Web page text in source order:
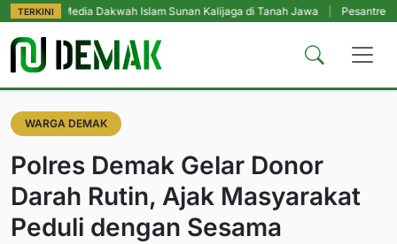
TERKINIDakwah Islam Sunan Kalijaga di Tanah Jawa | Pesantren Tetap
WARGA DEMAK
Polres Demak Gelar Donor
Darah Rutin, Ajak Masyarakat
Peduli dengan Sesama